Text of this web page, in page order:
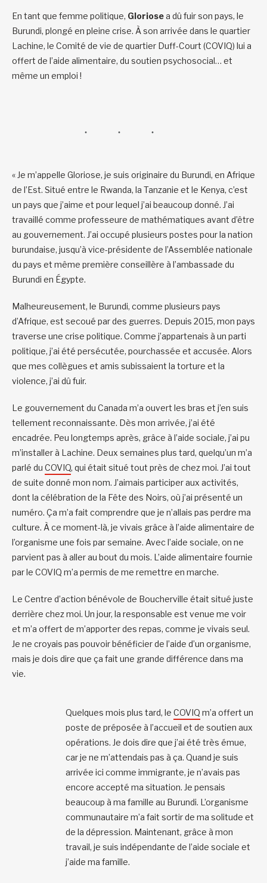
En tant que femme politique, Gloriosea dû fuir son pays, le
Burundi, plongé en pleine crise. À son arrivée dans le quartier
Lachine, le Comité de vie de quartier Duff-Court (COVIQ) lui a
offert de l’aide alimentaire, du soutien psychosocial… et
même un emploi !
« Je m’appelle Gloriose, je suis originaire du Burundi, en Afrique
de l’Est. Situé entre le Rwanda, la Tanzanie et le Kenya, c’est
un pays que j’aime et pour lequel j’ai beaucoup donné. J’ai
travaillé comme professeure de mathématiques avant d’être
au gouvernement. J’ai occupé plusieurs postes pour la nation
burundaise, jusqu’à vice-présidente de l’Assemblée nationale
du pays et même première conseillère à l’ambassade du
Burundi en Égypte.
Malheureusement, le Burundi, comme plusieurs pays
d’Afrique, est secoué par des guerres. Depuis 2015, mon pays
traverse une crise politique. Comme j’appartenais à un parti
politique, j’ai été persécutée, pourchassée et accusée. Alors
que mes collègues et amis subissaient la torture et la
violence, j’ai dû fuir.
Le gouvernement du Canada m’a ouvert les bras et j’en suis
tellement reconnaissante. Dès mon arrivée, j’ai été
encadrée. Peu longtemps après, grâce à l’aide sociale, j’ai pu
m’installer à Lachine. Deux semaines plus tard, quelqu’un m’a
parlé du COVIQ, qui était situé tout près de chez moi. J’ai tout
de suite donné mon nom. J’aimais participer aux activités,
dont la célébration de la Fête des Noirs, où j’ai présenté un
numéro. Ça m’a fait comprendre que je n’allais pas perdre ma
culture. À ce moment-là, je vivais grâce à l’aide alimentaire de
l’organisme une fois par semaine. Avec l’aide sociale, on ne
parvient pas à aller au bout du mois. L’aide alimentaire fournie
par le COVIQ m’a permis de me remettre en marche.
Le Centre d’action bénévole de Boucherville était situé juste
derrière chez moi. Un jour, la responsable est venue me voir
et m’a offert de m’apporter des repas, comme je vivais seul.
Je ne croyais pas pouvoir bénéficier de l’aide d’un organisme,
mais je dois dire que ça fait une grande différence dans ma
vie.
Quelques mois plus tard, le COVIQ m’a offert un
poste de préposée à l’accueil et de soutien aux
opérations. Je dois dire que j’ai été très émue,
car je ne m’attendais pas à ça. Quand je suis
arrivée ici comme immigrante, je n’avais pas
encore accepté ma situation. Je pensais
beaucoup à ma famille au Burundi. L’organisme
communautaire m’a fait sortir de ma solitude et
de la dépression. Maintenant, grâce à mon
travail, je suis indépendante de l’aide sociale et
j’aide ma famille.